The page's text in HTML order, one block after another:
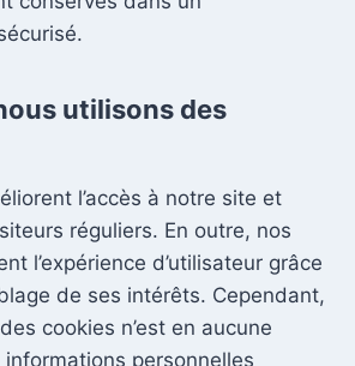
utilisons des
l’accès à notre site et
réguliers. En outre, nos
l’expérience d’utilisateur grâce
de ses intérêts. Cependant,
cookies n’est en aucune
personnelles